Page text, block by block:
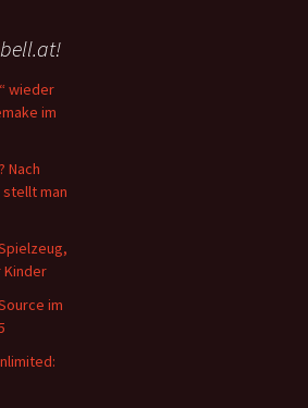
wieder
im
Nach
stellt man
Kinder
im